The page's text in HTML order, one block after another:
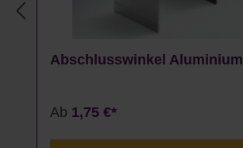
Abschlusswinkel Aluminium
Ab 1,75 €*